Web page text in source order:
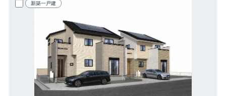
新築一戸建